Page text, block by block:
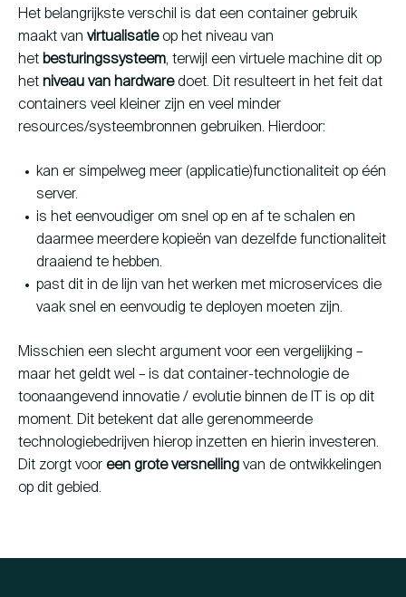
Het belangrijkste verschil is dat een container gebruik
maakt van virtualisatieop het niveau van
het besturingssysteem, terwijl een virtuele machine dit op
het niveau van hardwaredoet. Dit resulteert in het feit dat
containers veel kleiner zijn en veel minder
resources/systeembronnen gebruiken. Hierdoor:
kan er simpelweg meer (applicatie)functionaliteit op één
server.
is het eenvoudiger om snel op en af te schalen en
daarmee meerdere kopieën van dezelfde functionaliteit
draaiend te hebben.
past dit in de lijn van het werken met microservices die
vaak snel en eenvoudig te deployen moeten zijn.
Misschien een slecht argument voor een vergelijking –
maar het geldt wel – is dat container-technologie de
toonaangevend innovatie / evolutie binnen de IT is op dit
moment. Dit betekent dat alle gerenommeerde
technologiebedrijven hierop inzetten en hierin investeren.
Dit zorgt voor een grote versnelling van de ontwikkelingen
op dit gebied.